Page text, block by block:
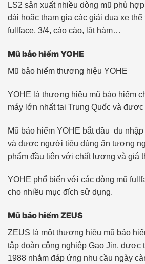
LS2 sản xuất nhiều dòng mũ phù
dài hoặc tham gia các giải đua xe
fullface, 3/4, cào cào, lật hàm…
Mũ bảo hiểm YOHE
Mũ bảo hiểm thương hiệu YOHE
YOHE là thương hiệu mũ bảo hiểm
máy lớn nhất tại Trung Quốc và
Mũ bảo hiểm YOHE bắt đầu du
và được người tiêu dùng ấn tượng
phẩm đầu tiên với chất lượng và giá
YOHE phổ biến với các dòng mũ
cho nhiều mục đích sử dụng.
Mũ bảo hiểm ZEUS
ZEUS là một thương hiệu mũ bảo
tập đoàn công nghiệp Gao Jin, được
1988 nhằm đáp ứng nhu cầu ngày